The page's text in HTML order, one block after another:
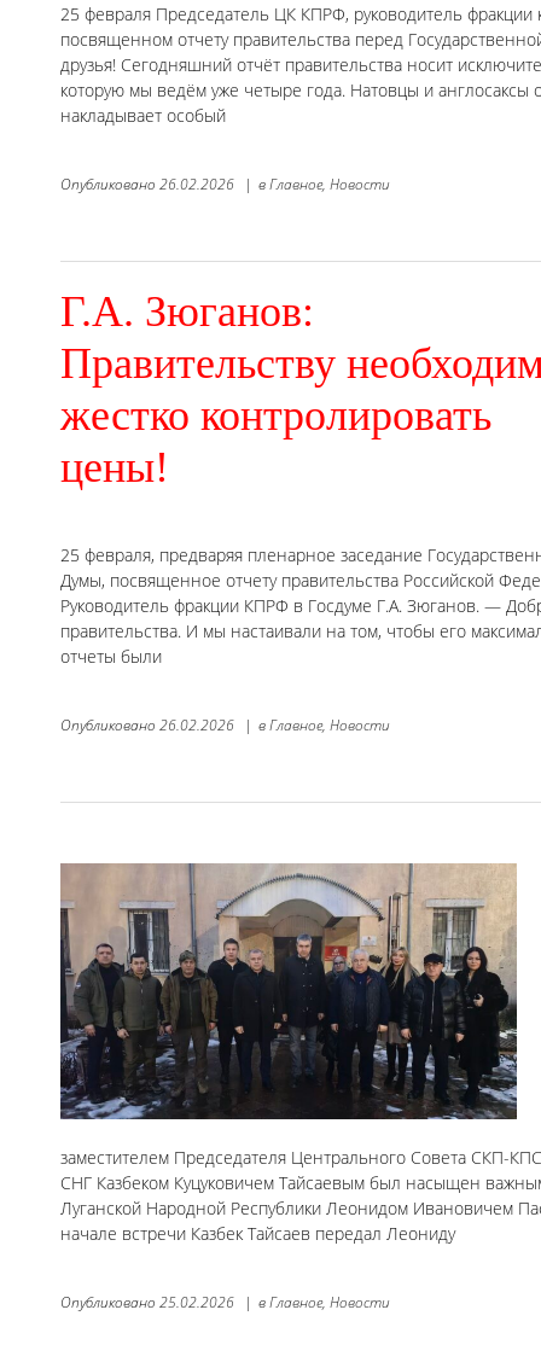
25 февраля Председатель ЦК КПРФ, руководитель
посвященном отчету правительства перед
друзья! Сегодняшний отчёт правительства носит
которую мы ведём уже четыре года. Натовцы и англосаксы
накладывает особый
Опубликовано 26.02.2026 | вГлавное, Новости
Г.А. Зюганов:
Правительству
жестко контролировать
цены!
25 февраля, предваряя пленарное заседание
Думы, посвященное отчету правительства Российской
Руководитель фракции КПРФ в Госдуме Г.А. Зюганов. —
правительства. И мы настаивали на том, чтобы его
отчеты были
Опубликовано 26.02.2026 | вГлавное, Новости
заместителем Председателя Центрального Совета СКП-
СНГ Казбеком Куцуковичем Тайсаевым был насыщен
Луганской Народной Республики Леонидом Ивановичем
начале встречи Казбек Тайсаев передал Леониду
Опубликовано 25.02.2026 | вГлавное, Новости